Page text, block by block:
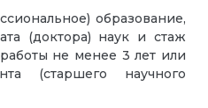
образование,
(доктора) наук и стаж
не менее 3 лет или
(старшего научного